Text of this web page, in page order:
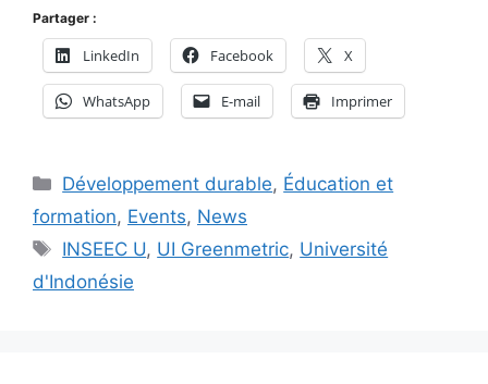
Partager :
LinkedIn Facebook X
WhatsApp E-mail Imprimer
Catégories
Développement durable, Éducation et
formation, Events, News
Étiquettes
INSEEC U, UI Greenmetric, Université
d'Indonésie